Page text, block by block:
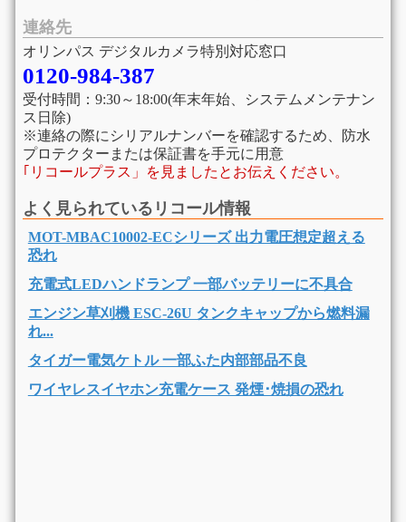
連絡先
オリンパス デジタルカメラ特別対応窓口
0120-984-387
受付時間：9:30～18:00(年末年始、システムメンテナン
ス日除)
※連絡の際にシリアルナンバーを確認するため、防水
プロテクターまたは保証書を手元に用意
｢リコールプラス」を見ましたとお伝えください。
よく見られているリコール情報
MOT-MBAC10002-ECシリーズ 出力電圧想定超える
恐れ
充電式LEDハンドランプ 一部バッテリーに不具合
エンジン草刈機 ESC-26U タンクキャップから燃料漏
れ...
タイガー電気ケトル 一部ふた内部部品不良
ワイヤレスイヤホン充電ケース 発煙･焼損の恐れ